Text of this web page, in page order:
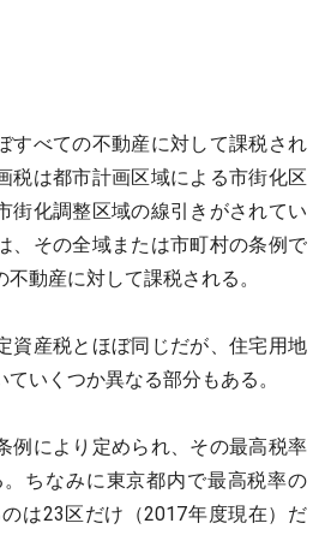
すべての不動産に対して課税され
税は都市計画区域による市街化区
街化調整区域の線引きがされてい
、その全域または市町村の条例で
動産に対して課税される。
資産税とほぼ同じだが、住宅用地
いくつか異なる部分もある。
例により定められ、その最高税率
ちなみに東京都内で最高税率の
は23区だけ（2017年度現在）だ